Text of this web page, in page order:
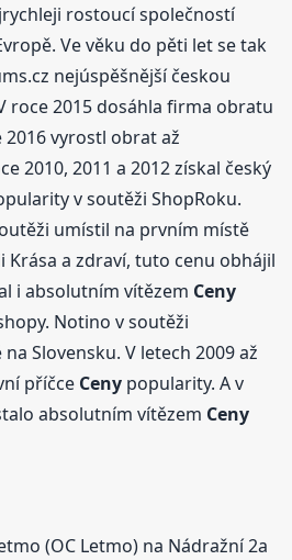
rostoucí společností
Ve věku do pěti let se tak
nejúspěšnější českou
roce 2015 dosáhla firma obratu
2016 vyrostl obrat až
2010, 2011 a 2012 získal český
v soutěži ShopRoku.
umístil na prvním místě
Krása a zdraví, tuto cenu obhájil
i absolutním vítězem Ceny
Notino v soutěži
Slovensku. V letech 2009 až
příčce Ceny popularity. A v
absolutním vítězem Ceny
(OC Letmo) na Nádražní 2a